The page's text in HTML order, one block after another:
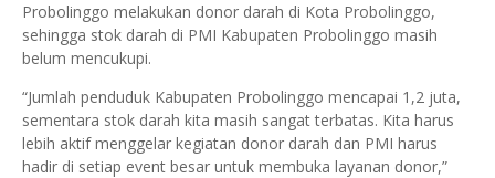
Probolinggo melakukan donor darah di Kota Probolinggo,
sehingga stok darah di PMI Kabupaten Probolinggo masih
belum mencukupi.
“Jumlah penduduk Kabupaten Probolinggo mencapai 1,2 juta,
sementara stok darah kita masih sangat terbatas. Kita harus
lebih aktif menggelar kegiatan donor darah dan PMI harus
hadir di setiap event besar untuk membuka layanan donor,”